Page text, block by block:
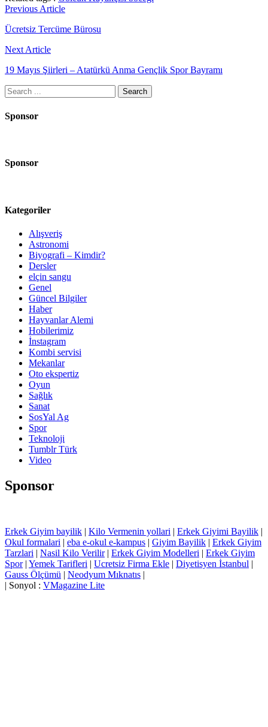
Yazı
gezinmesi
Previous Article
Ücretsiz Tercüme Bürosu
Next Article
19 Mayıs Şiirleri – Atatürkü Anma Gençlik Spor Bayramı
Search
for:
Sponsor
Sponsor
Kategoriler
Alışveriş
Astronomi
Biyografi – Kimdir?
Dersler
elçin sangu
Genel
Güncel Bilgiler
Haber
Hayvanlar Alemi
Hobilerimiz
İnstagram
Kombi servisi
Mekanlar
Oto ekspertiz
Oyun
Sağlık
Sanat
SosYal Ag
Spor
Teknoloji
Tumblr Türk
Video
Sponsor
Erkek Giyim bayilik | Kilo Vermenin yollari | Erkek Giyimi Bayilik |
Okul formalari | eba e-okul e-kampus | Giyim Bayilik | Erkek Giyim
Tarzlari | Nasil Kilo Verilir| Erkek Giyim Modelleri | Erkek Giyim
Spor| Yemek Tarifleri | Ucretsiz Firma Ekle | Diyetisyen İstanbul |
Gauss Ölçümü | Neodyum Mıknatıs |
| Sonyol : VMagazine Lite